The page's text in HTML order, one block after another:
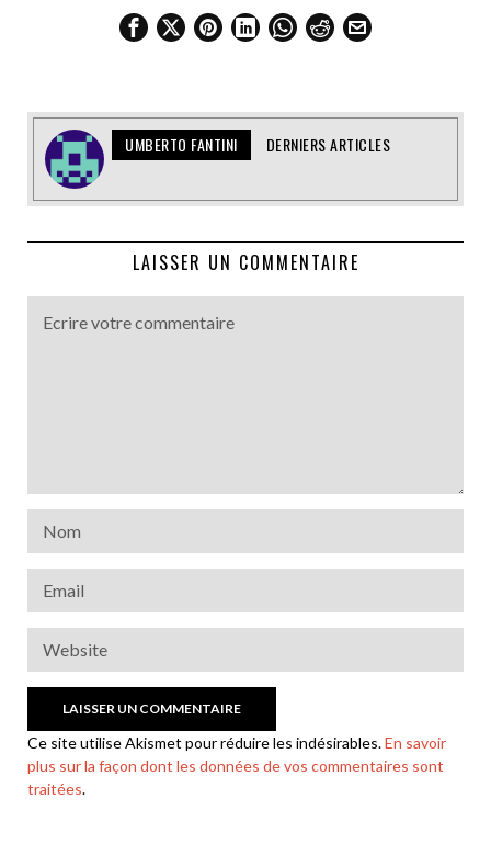
UMBERTO FANTINI DERNIERS ARTICLES
LAISSER UN COMMENTAIRE
Ce site utilise Akismet pour réduire les indésirables.En savoir
plus sur la façon dont les données de vos commentaires sont
traitées.